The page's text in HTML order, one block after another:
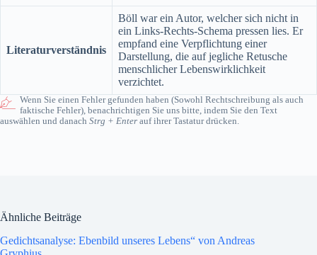
Literaturverständnis
Böll war ein Autor, welcher sich nicht in
ein Links-Rechts-Schema pressen lies. Er
empfand eine Verpflichtung einer
Darstellung, die auf jegliche Retusche
menschlicher Lebenswirklichkeit
verzichtet.
Wenn Sie einen Fehler gefunden haben (Sowohl Rechtschreibung als auch
faktische Fehler), benachrichtigen Sie uns bitte, indem Sie den Text
auswählen und danach Strg + Enter auf ihrer Tastatur drücken.
Ähnliche Beiträge
Gedichtsanalyse: Ebenbild unseres Lebens“ von Andreas